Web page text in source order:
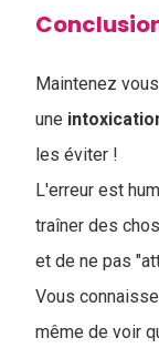
Maintenez
une
les éviter !
L'erreur est
traîner des
et de ne pas
Vous
même de voir